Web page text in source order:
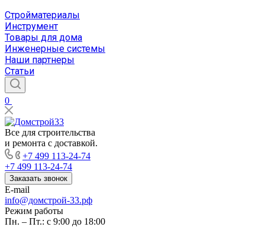
Стройматериалы
Инструмент
Товары для дома
Инженерные системы
Наши партнеры
Статьи
0
Все для строительства
и ремонта с доставкой.
+7 499 113-24-74
+7 499 113-24-74
Заказать звонок
E-mail
info@домстрой-33.рф
Режим работы
Пн. – Пт.: с 9:00 до 18:00